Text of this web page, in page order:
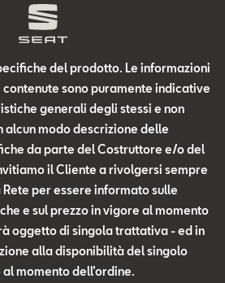
del prodotto. Le informazioni
sono puramente indicative
generali degli stessi e non
alcun modo descrizione delle
da parte del Costruttore e/o del
il Cliente a rivolgersi sempre
per essere informato sulle
e sul prezzo in vigore al momento
oggetto di singola trattativa - ed in
alla disponibilità del singolo
momento dell’ordine.